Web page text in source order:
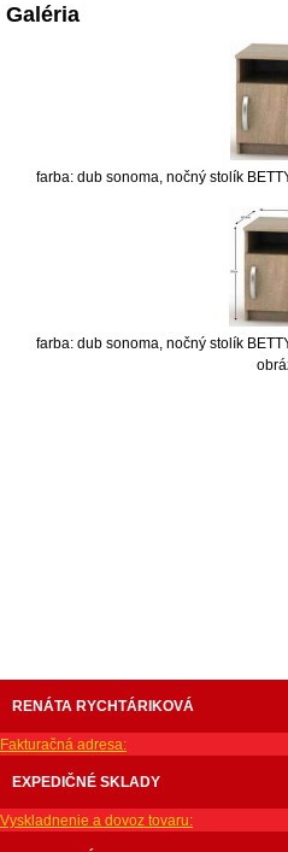
Galéria
farba: dub sonoma, nočný stolík
farba: dub sonoma, nočný stolík
RENÁTA RYCHTÁRIKOVÁ
Fakturačná adresa:
EXPEDIČNÉ SKLADY
Vyskladnenie a dovoz tovaru: